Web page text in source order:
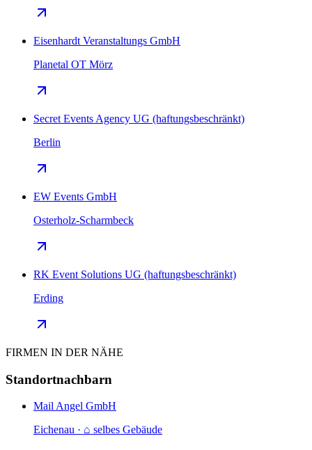
Eisenhardt Veranstaltungs GmbH
Planetal OT Mörz
Secret Events Agency UG (haftungsbeschränkt)
Berlin
EW Events GmbH
Osterholz-Scharmbeck
RK Event Solutions UG (haftungsbeschränkt)
Erding
FIRMEN IN DER NÄHE
Standortnachbarn
Mail Angel GmbH
Eichenau · ⌂ selbes Gebäude